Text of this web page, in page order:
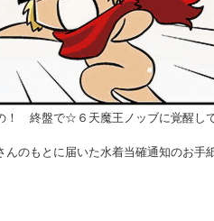
！ 終盤で☆６天魔王ノッブに覚醒し
のもとに届いた水着当確通知のお手